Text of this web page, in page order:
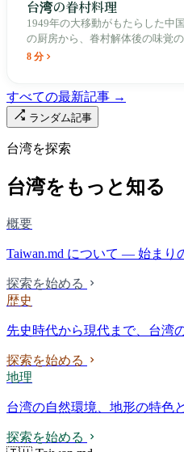
台湾の眷村料理
1949年の大移動がもたらした中
の厨房から、眷村解体後の味覚の
8 分
すべての最新記事 →
ランダム記事
台湾を探索
台湾をもっと知る
概要
Taiwan.md について — 始まり
探索を始める
歴史
先史時代から現代まで、台湾
探索を始める
地理
台湾の自然環境、地形の特色
探索を始める